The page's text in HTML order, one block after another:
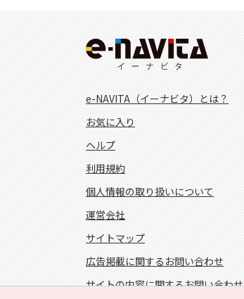
e-NAVITA（イーナビタ）とは？
お気に入り
ヘルプ
利用規約
個人情報の取り扱いについて
運営会社
サイトマップ
広告掲載に関するお問い合わせ
サイトの内容に関するお問い合わせ